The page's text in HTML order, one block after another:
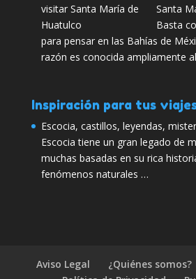
Santa
Basta
para pensar en las Bahías de
razón es conocida ampliamente
Inspiración para tus
Escocia, castillos, leyendas,
Escocia tiene un gran legado de
muchas basadas en su rica
fenómenos naturales …
Aviso Legal ¿Quiénes somos?